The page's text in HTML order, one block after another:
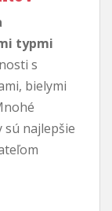
typmi
s
bielymi
najlepšie